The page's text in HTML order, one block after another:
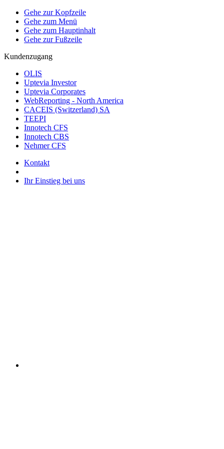
Gehe zur Kopfzeile
Gehe zum Menü
Gehe zum Hauptinhalt
Gehe zur Fußzeile
Kundenzugang
OLIS
Uptevia Investor
Uptevia Corporates
WebReporting - North America
CACEIS (Switzerland) SA
TEEPI
Innotech CFS
Innotech CBS
Nehmer CFS
Kontakt
Ihr Einstieg bei uns